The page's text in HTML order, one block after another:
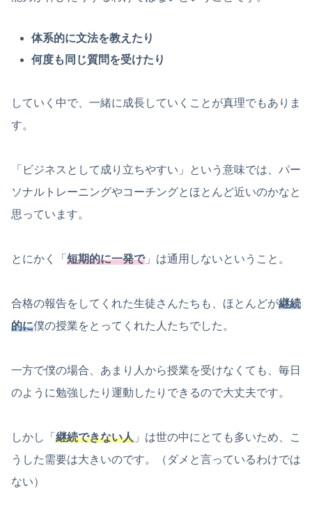
体系的に文法を教えたり
何度も同じ質問を受けたり
していく中で、一緒に成長していくことが真理でもありま
す。
「ビジネスとして成り立ちやすい」という意味では、パー
ソナルトレーニングやコーチングとほとんど近いのかなと
思っています。
とにかく「 短期的に一発で」は通用しないということ。
合格の報告をしてくれた生徒さんたちも、ほとんどが継続
的に僕の授業をとってくれた人たちでした。
一方で僕の場合、あまり人から授業を受けなくても、毎日
のように勉強したり運動したりできるので大丈夫です。
しかし「 継続できない人 」は世の中にとても多いため、こ
うした需要は大きいのです。（ダメと言っているわけでは
ない）